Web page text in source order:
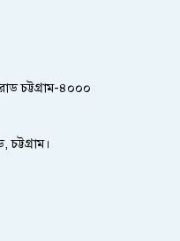
চট্টগ্রাম-৪০০০